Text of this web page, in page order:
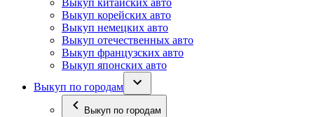
Выкуп китайских авто
Выкуп корейских авто
Выкуп немецких авто
Выкуп отечественных авто
Выкуп французских авто
Выкуп японских авто
Выкуп по городам
Выкуп по городам